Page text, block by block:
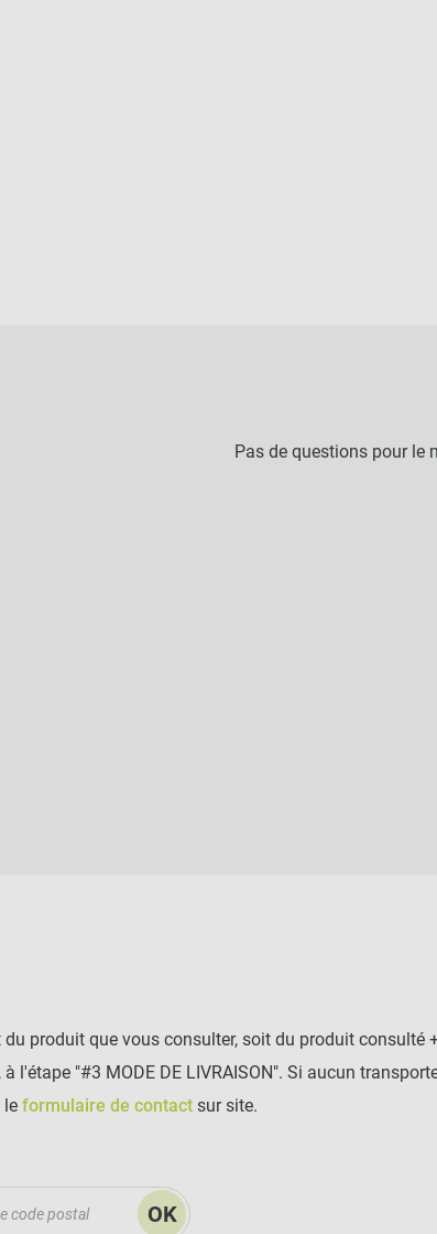
Pas de questions pour le
produit que vous consulter, soit du produit consulté
l'étape "#3 MODE DE LIVRAISON". Si aucun
le formulaire de contact sur site.
OK